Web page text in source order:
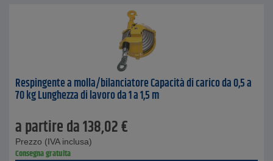
Respingente a molla/bilanciatore Capacità di carico da 0,5 a
70 kg Lunghezza di lavoro da 1 a 1,5 m
a partire da138,02€
Prezzo (IVA inclusa)
Consegna gratuita